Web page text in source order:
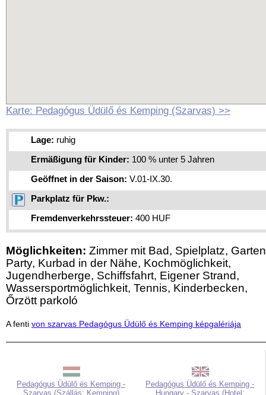
Karte: Pedagógus Üdülő és Kemping (Szarvas) >>
Lage: ruhig
Ermäßigung für Kinder: 100 % unter 5 Jahren
Geöffnet in der Saison: V.01-IX.30.
Parkplatz für Pkw.:
Fremdenverkehrssteuer: 400 HUF
Möglichkeiten: Zimmer mit Bad, Spielplatz, Garten
Party, Kurbad in der Nähe, Kochmöglichkeit,
Jugendherberge, Schiffsfahrt, Eigener Strand,
Wassersportmöglichkeit, Tennis, Kinderbecken,
Őrzött parkoló
A fenti von szarvas Pedagógus Üdülő és Kemping képgalériája
Pedagógus Üdülő és Kemping -
Szarvas (Szállás: Kemping)
Pedagógus Üdülő és Kemping -
Hungary - Szarvas (Hotel: